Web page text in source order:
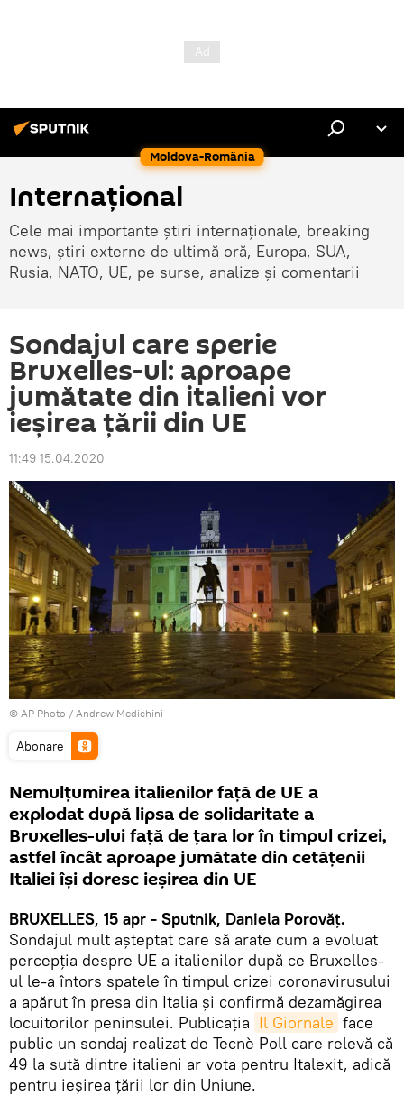
Moldova-România
Internaţional
Cele mai importante știri internaționale, breaking
news, știri externe de ultimă oră, Europa, SUA,
Rusia, NATO, UE, pe surse, analize și comentarii
Sondajul care sperie
Bruxelles-ul: aproape
jumătate din italieni vor
ieșirea țării din UE
11:49 15.04.2020
© AP Photo / Andrew Medichini
Abonare
Nemulțumirea italienilor față de UE a
explodat după lipsa de solidaritate a
Bruxelles-ului față de țara lor în timpul crizei,
astfel încât aproape jumătate din cetățenii
Italiei își doresc ieșirea din UE
BRUXELLES, 15 apr - Sputnik, Daniela Porovăț.
Sondajul mult așteptat care să arate cum a evoluat
percepția despre UE a italienilor după ce Bruxelles-
ul le-a întors spatele în timpul crizei coronavirusului
a apărut în presa din Italia și confirmă dezamăgirea
locuitorilor peninsulei. Publicația Il Giornale face
public un sondaj realizat de Tecnè Poll care relevă că
49 la sută dintre italieni ar vota pentru Italexit, adică
pentru ieșirea țării lor din Uniune.